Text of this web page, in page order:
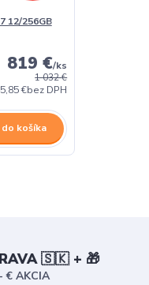
12/256GB
1 032 €
819 €/ks
€bez DPH
košíka
🇸🇰 + 🎁
€ AKCIA